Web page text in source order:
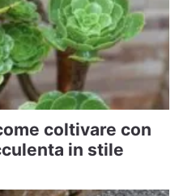
coltivare con
in stile